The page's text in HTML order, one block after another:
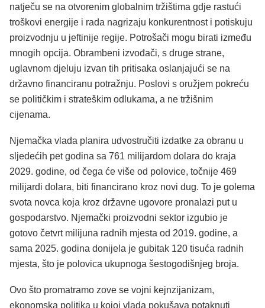
natječu se na otvorenim globalnim tržištima gdje rastući
troškovi energije i rada nagrizaju konkurentnost i potiskuju
proizvodnju u jeftinije regije. Potrošači mogu birati između
mnogih opcija. Obrambeni izvođači, s druge strane,
uglavnom djeluju izvan tih pritisaka oslanjajući se na
državno financiranu potražnju. Poslovi s oružjem pokreću
se političkim i strateškim odlukama, a ne tržišnim
cijenama.
Njemačka vlada planira udvostručiti izdatke za obranu u
sljedećih pet godina sa 761 milijardom dolara do kraja
2029. godine, od čega će više od polovice, točnije 469
milijardi dolara, biti financirano kroz novi dug. To je golema
svota novca koja kroz državne ugovore pronalazi put u
gospodarstvo. Njemački proizvodni sektor izgubio je
gotovo četvrt milijuna radnih mjesta od 2019. godine, a
sama 2025. godina donijela je gubitak 120 tisuća radnih
mjesta, što je polovica ukupnoga šestogodišnjeg broja.
Ovo što promatramo zove se vojni kejnzijanizam,
ekonomska politika u kojoj vlada pokušava potaknuti